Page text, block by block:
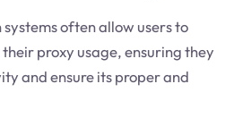
systems often allow users to
proxy usage, ensuring they
and ensure its proper and